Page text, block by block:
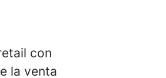
con
la venta